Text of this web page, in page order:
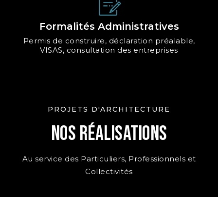
Formalités Administratives
Permis de construire, déclaration préalable,
VISAS, consultation des entreprises
PROJETS D'ARCHITECTURE
Nos Réalisations
Au service des Particuliers, Professionnels et
Collectivités